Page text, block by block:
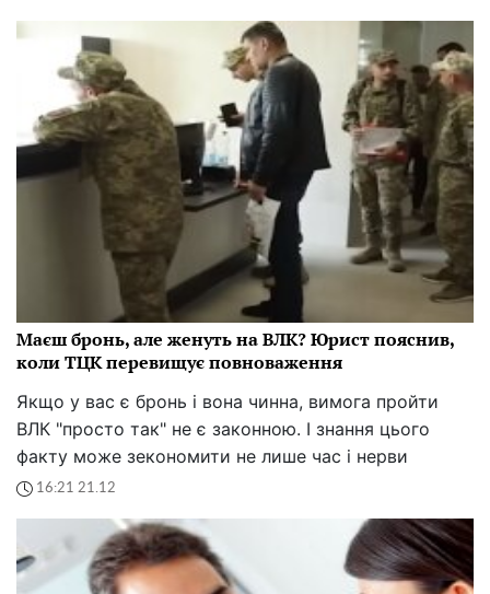
Маєш бронь, але женуть на ВЛК? Юрист пояснив,
коли ТЦК перевищує повноваження
Якщо у вас є бронь і вона чинна, вимога пройти
ВЛК "просто так" не є законною. І знання цього
факту може зекономити не лише час і нерви
16:21 21.12